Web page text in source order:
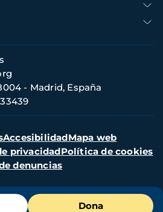
Dona
- Madrid, España
AccesibilidadMapa web
privacidadPolítica de cookies
denuncias